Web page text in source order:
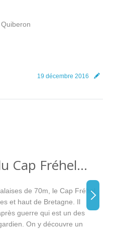
19 décembre 2016
Cap Fréhel…
de 70m, le Cap Fréhel
et haut de Bretagne. Il
guerre qui est un des
On y découvre un